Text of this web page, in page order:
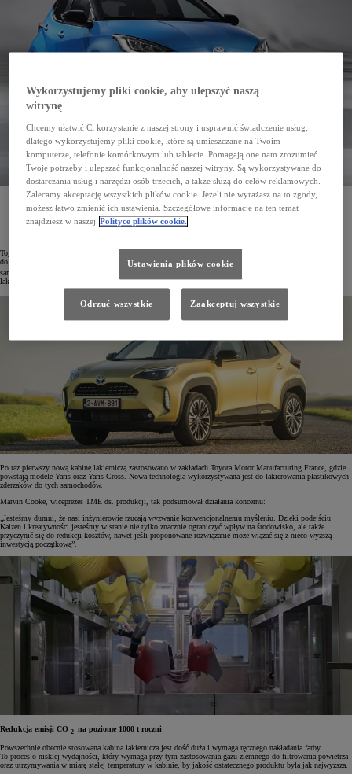
Toyota w swoich zakładach we Francji wdrożyła pionierską, bezemisyjną kabinę lakierniczą
wykorzystującą technologię odzyskiwania ciepła oraz pompy ciepła. Pozwoliło to zmniejszy roczną
emisję CO2o 1000 t
Toyota od lat jest jednym z czołowych producentów nisko- i bezemisyjnych samochodów. Koncern dąży też
do jak najszybszej dekarbonizacji produkcji. Biorąc pod uwagę, że 65% emisji CO
samochodów pochodzi z procesów lakierniczych, zespół inżynierów Toyoty stworzył prototypową kabinę
lakierniczą nowej generacji o zerowej emisji CO (Global Paint Line, GPL).
Po raz pierwszy nową kabinę lakierniczą zastosowano w zakładach Toyota Motor Manufacturing France, gdzie
powstają modele Yaris oraz Yaris Cross. Nowa technologia wykorzystywana jest do lakierowania plastikowych
zderzaków do tych samochodów.
Marvin Cooke, wiceprezes TME ds. produkcji, tak podsumował działania koncernu:
„Jesteśmy dumni, że nasi inżynierowie rzucają wyzwanie konwencjonalnemu myśleniu. Dzięki podejściu
Kaizen i kreatywności jesteśmy w stanie nie tylko znacznie ograniczyć wpływ na środowisko, ale także
przyczynić się do redukcji kosztów, nawet jeśli proponowane rozwiązanie może wiązać się z nieco wyższą
inwestycją początkową”.
Redukcja emisji CO 2 na poziome 1000 t roczni
Powszechnie obecnie stosowana kabina lakiernicza jest dość duża i wymaga ręcznego nakładania farby.
To proces o niskiej wydajności, który wymaga przy tym zastosowania gazu ziemnego do filtrowania powietrza
oraz utrzymywania w miarę stałej temperatury w kabinie, by jakość ostatecznego produktu była jak najwyższa.
Wykorzystujemy pliki cookie, aby ulepszyć naszą
witrynę
Chcemy ułatwić Ci korzystanie z naszej strony i usprawnić świadczenie usług,
dlatego wykorzystujemy pliki cookie, które są umieszczane na Twoim
komputerze, telefonie komórkowym lub tablecie. Pomagają one nam zrozumieć
Twoje potrzeby i ulepszać funkcjonalność naszej witryny. Są wykorzystywane do
dostarczania usług i narzędzi osób trzecich, a także służą do celów reklamowych.
Zalecamy akceptację wszystkich plików cookie. Jeżeli nie wyrażasz na to zgody,
możesz łatwo zmienić ich ustawienia. Szczegółowe informacje na ten temat
znajdziesz w naszej Polityce plików cookie.
Ustawienia plików cookie
Odrzuć wszystkie Zaakceptuj wszystkie